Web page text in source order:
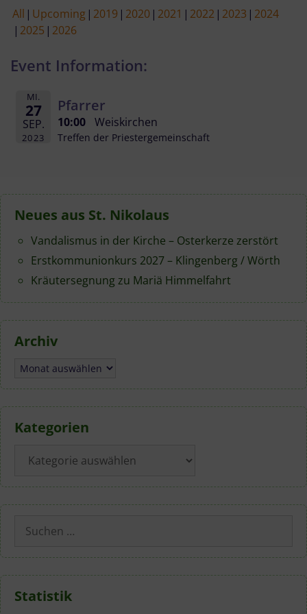
All Upcoming 2019 2020 2021 2022 2023 2024
2025 2026
Event Information:
MI.
27
SEP.
2023
Pfarrer
10:00 Weiskirchen
Treffen der Priestergemeinschaft
Neues aus St. Nikolaus
Vandalismus in der Kirche – Osterkerze zerstört
Erstkommunionkurs 2027 – Klingenberg / Wörth
Kräutersegnung zu Mariä Himmelfahrt
Archiv
Archiv
Kategorien
Suchen
nach:
Statistik